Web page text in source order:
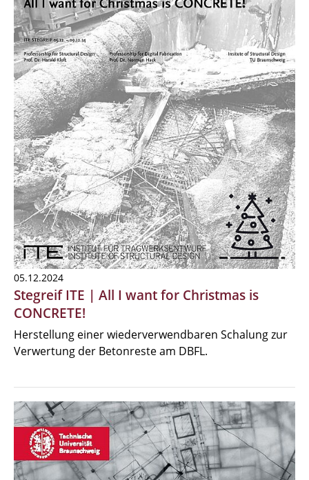
05.12.2024
Stegreif ITE | All I want for Christmas is
CONCRETE!
Herstellung einer wiederverwendbaren Schalung zur
Verwertung der Betonreste am DBFL.